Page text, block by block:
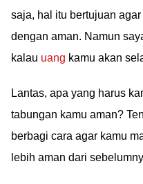
saja, hal itu bertujuan
dengan aman. Namun
kalau uang kamu akan
Lantas, apa yang harus
tabungan kamu aman?
berbagi cara agar kamu
lebih aman dari